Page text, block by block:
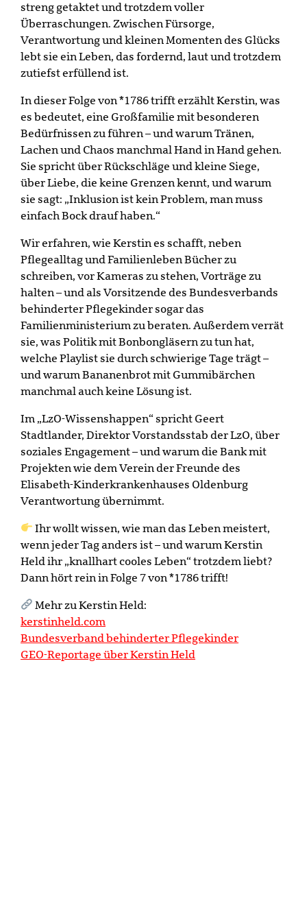
streng getaktet und trotzdem voller
Überraschungen. Zwischen Fürsorge,
Verantwortung und kleinen Momenten des Glücks
lebt sie ein Leben, das fordernd, laut und trotzdem
zutiefst erfüllend ist.
In dieser Folge von *1786 trifft erzählt Kerstin, was
es bedeutet, eine Großfamilie mit besonderen
Bedürfnissen zu führen – und warum Tränen,
Lachen und Chaos manchmal Hand in Hand gehen.
Sie spricht über Rückschläge und kleine Siege,
über Liebe, die keine Grenzen kennt, und warum
sie sagt: „Inklusion ist kein Problem, man muss
einfach Bock drauf haben.“
Wir erfahren, wie Kerstin es schafft, neben
Pflegealltag und Familienleben Bücher zu
schreiben, vor Kameras zu stehen, Vorträge zu
halten – und als Vorsitzende des Bundesverbands
behinderter Pflegekinder sogar das
Familienministerium zu beraten. Außerdem verrät
sie, was Politik mit Bonbongläsern zu tun hat,
welche Playlist sie durch schwierige Tage trägt –
und warum Bananenbrot mit Gummibärchen
manchmal auch keine Lösung ist.
Im „LzO-Wissenshappen“ spricht Geert
Stadtlander, Direktor Vorstandsstab der LzO, über
soziales Engagement – und warum die Bank mit
Projekten wie dem Verein der Freunde des
Elisabeth-Kinderkrankenhauses Oldenburg
Verantwortung übernimmt.
Ihr wollt wissen, wie man das Leben meistert,
wenn jeder Tag anders ist – und warum Kerstin
Held ihr „knallhart cooles Leben“ trotzdem liebt?
Dann hört rein in Folge 7 von *1786 trifft!
Mehr zu Kerstin Held:
kerstinheld.com
Bundesverband behinderter Pflegekinder
GEO-Reportage über Kerstin Held